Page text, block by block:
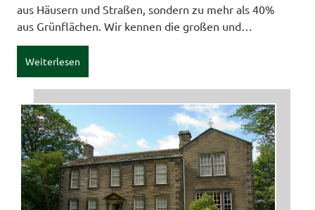
aus Häusern und Straßen, sondern zu mehr als 40%
aus Grünflächen. Wir kennen die großen und…
Weiterlesen